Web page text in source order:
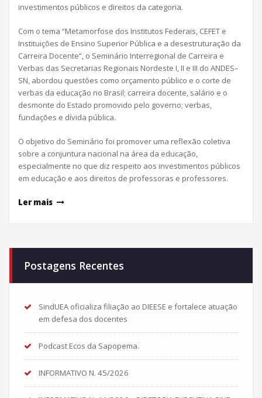
investimentos públicos e direitos da categoria.
Com o tema “Metamorfose dos Institutos Federais, CEFET e
Instituições de Ensino Superior Pública e a desestruturação da
Carreira Docente”, o Seminário Interregional de Carreira e
Verbas das Secretarias Regionais Nordeste I, II e III do ANDES–
SN, abordou questões como orçamento público e o corte de
verbas da educação no Brasil; carreira docente, salário e o
desmonte do Estado promovido pelo governo; verbas,
fundações e dívida pública.
O objetivo do Seminário foi promover uma reflexão coletiva
sobre a conjuntura nacional na área da educação,
especialmente no que diz respeito aos investimentos públicos
em educação e aos direitos de professoras e professores.
Ler mais
Postagens Recentes
SindUEA oficializa filiação ao DIEESE e fortalece atuação
em defesa dos docentes
Podcast Ecos da Sapopema.
INFORMATIVO N. 45/2026